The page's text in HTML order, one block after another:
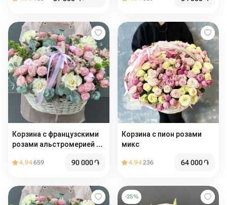
Корзина с французскими
розами альстромерией с
кустовыми розами с
4.94659 90 000֏
Корзина с пион розами
микс
4.94236 64 000֏
-25%